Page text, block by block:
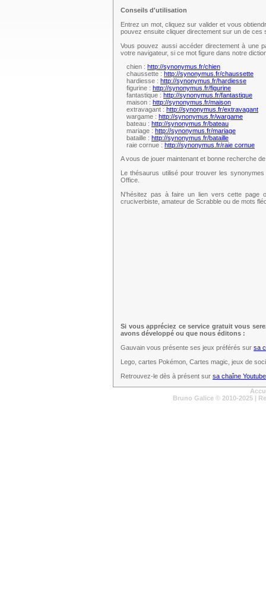
Conseils d'utilisation
Entrez un mot, cliquez sur valider et vous
pouvez ensuite cliquer directement sur un de
Vous pouvez aussi accéder directement à une
votre navigateur, si ce mot figure dans notre
chien : http://synonymus.fr/chien
chaussette : http://synonymus.fr/chaussette
hardiesse : http://synonymus.fr/hardiesse
figurine : http://synonymus.fr/figurine
fantastique : http://synonymus.fr/fantastique
maison : http://synonymus.fr/maison
extravagant : http://synonymus.fr/extravagant
wargame : http://synonymus.fr/wargame
bateau : http://synonymus.fr/bateau
mariage : http://synonymus.fr/mariage
bataille : http://synonymus.fr/bataille
raie cornue : http://synonymus.fr/raie cornue
A vous de jouer maintenant et bonne recherche
Le thésaurus utilisé pour trouver les
Office.
N'hésitez pas à faire un lien vers cette
cruciverbiste, amateur de Scrabble ou de mots
Si vous appréciez ce service gratuit vous
avons développé ou que nous éditons :
Gauvain vous présente ses jeux préférés sur sa
Lego, cartes Pokémon, Cartes magic, jeux de
Retrouvez-le dès à présent sur sa chaîne Youtube
Bruno Galice © 2010-2025 |